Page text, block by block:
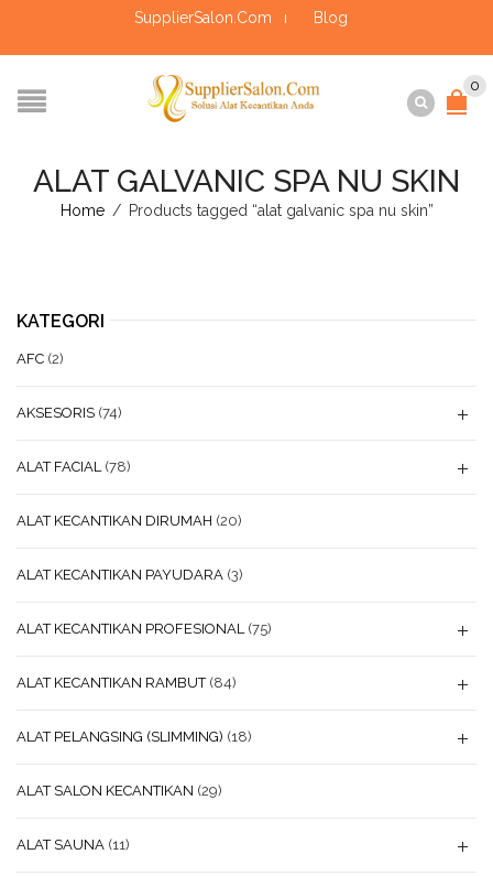
SupplierSalon.Com Blog
0
ALAT GALVANIC SPA NU SKIN
Home / Products tagged “alat galvanic spa nu skin”
KATEGORI
AFC (2)
AKSESORIS (74)
ALAT FACIAL (78)
ALAT KECANTIKAN DIRUMAH (20)
ALAT KECANTIKAN PAYUDARA (3)
ALAT KECANTIKAN PROFESIONAL (75)
ALAT KECANTIKAN RAMBUT (84)
ALAT PELANGSING (SLIMMING) (18)
ALAT SALON KECANTIKAN (29)
ALAT SAUNA (11)